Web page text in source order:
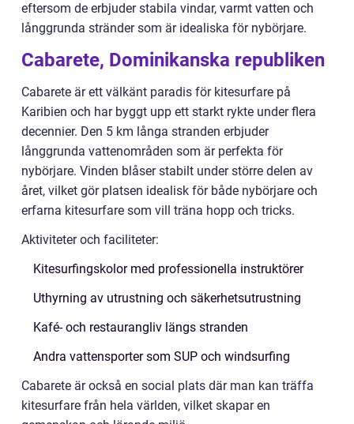
eftersom de erbjuder stabila vindar, varmt vatten och
långgrunda stränder som är idealiska för nybörjare.
Cabarete, Dominikanska republiken
Cabarete är ett välkänt paradis för kitesurfare på
Karibien och har byggt upp ett starkt rykte under flera
decennier. Den 5 km långa stranden erbjuder
långgrunda vattenområden som är perfekta för
nybörjare. Vinden blåser stabilt under större delen av
året, vilket gör platsen idealisk för både nybörjare och
erfarna kitesurfare som vill träna hopp och tricks.
Aktiviteter och faciliteter:
Kitesurfingskolor med professionella instruktörer
Uthyrning av utrustning och säkerhetsutrustning
Kafé- och restaurangliv längs stranden
Andra vattensporter som SUP och windsurfing
Cabarete är också en social plats där man kan träffa
kitesurfare från hela världen, vilket skapar en